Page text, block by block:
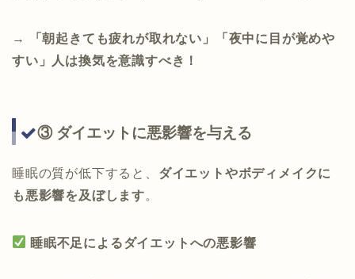
→
「朝起きても疲れが取れない」「夜中に目が覚めや
すい」人は換気を意識すべき！
③ ダイエットに悪影響を与える
睡眠の質が低下すると、 ダイエットやボディメイクに
も悪影響を及ぼします。
睡眠不足によるダイエットへの悪影響